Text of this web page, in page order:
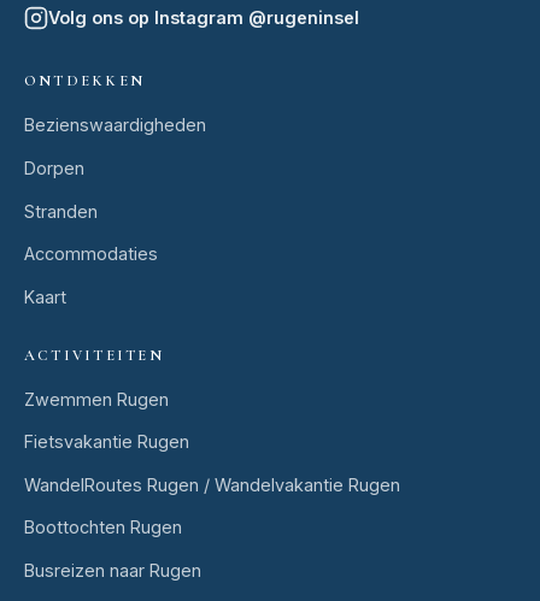
Volg ons op Instagram @rugeninsel
ONTDEKKEN
Bezienswaardigheden
Dorpen
Stranden
Accommodaties
Kaart
ACTIVITEITEN
Zwemmen Rugen
Fietsvakantie Rugen
WandelRoutes Rugen / Wandelvakantie Rugen
Boottochten Rugen
Busreizen naar Rugen